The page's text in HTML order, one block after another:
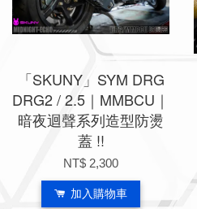
「SKUNY」SYM DRG
DRG2 / 2.5｜MMBCU｜
暗夜迴聲系列造型防燙
蓋 !!
NT$ 2,300
加入購物車